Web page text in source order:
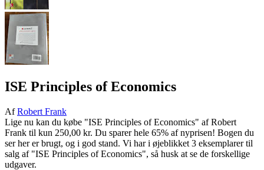
ISE Principles of Economics
AfRobert Frank
Lige nu kan du købe "ISE Principles of Economics" af Robert
Frank til kun 250,00 kr. Du sparer hele 65% af nyprisen! Bogen du
ser her er brugt, og i god stand. Vi har i øjeblikket 3 eksemplarer til
salg af "ISE Principles of Economics", så husk at se de forskellige
udgaver.